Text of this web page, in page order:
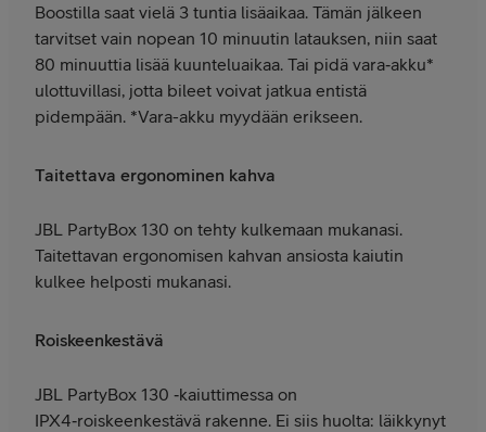
Boostilla saat vielä 3 tuntia lisäaikaa. Tämän jälkeen
tarvitset vain nopean 10 minuutin latauksen, niin saat
80 minuuttia lisää kuunteluaikaa. Tai pidä vara‑akku*
ulottuvillasi, jotta bileet voivat jatkua entistä
pidempään. *Vara-akku myydään erikseen.
Taitettava ergonominen kahva
JBL PartyBox 130 on tehty kulkemaan mukanasi.
Taitettavan ergonomisen kahvan ansiosta kaiutin
kulkee helposti mukanasi.
Roiskeenkestävä
JBL PartyBox 130 ‑kaiuttimessa on
IPX4‑roiskeenkestävä rakenne. Ei siis huolta: läikkynyt